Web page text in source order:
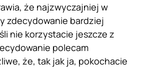
że najzwyczajniej w
zdecydowanie bardziej
nie korzystacie jeszcze z
polecam
że, tak jak ja, pokochacie